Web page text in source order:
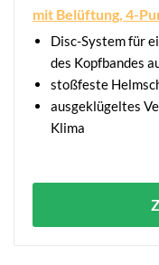
mit Belüftung, 4-
Disc-System für
des Kopfbandes
stoßfeste
ausgeklügeltes
Klima